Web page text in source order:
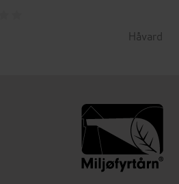
Håvard